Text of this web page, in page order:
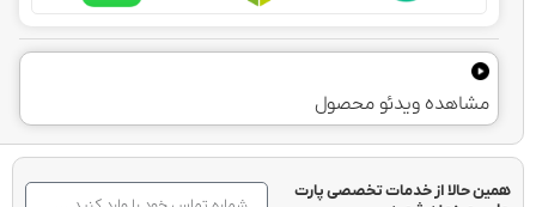
ویدئو محصول
از خدمات تخصصی پارت